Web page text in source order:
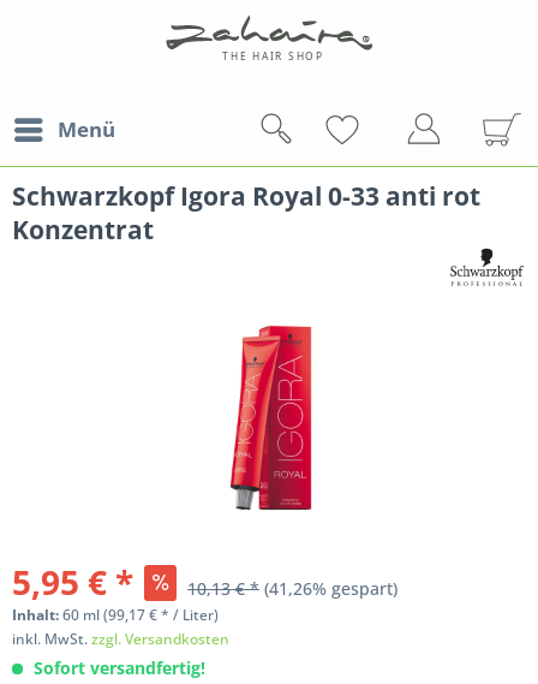
Menü
Schwarzkopf Igora Royal 0-33 anti rot
Konzentrat
5,95 € * 10,13 € * (41,26% gespart)
Inhalt:60 ml(99,17 € * / Liter)
inkl. MwSt.zzgl. Versandkosten
Sofort versandfertig!